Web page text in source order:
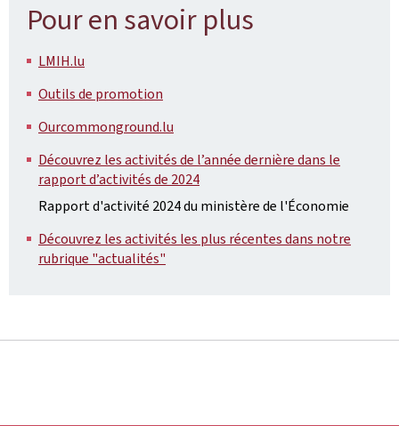
Pour en savoir plus
LMIH.lu
Outils de promotion
Ourcommonground.lu
Découvrez les activités de l’année dernière dans le
rapport d’activités de 2024
Rapport d'activité 2024 du ministère de l'Économie
Découvrez les activités les plus récentes dans notre
rubrique "actualités"